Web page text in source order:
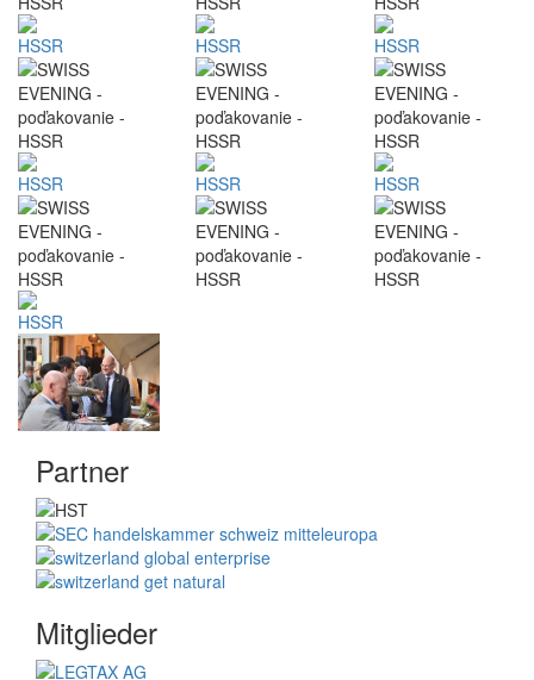
Partner
Mitglieder